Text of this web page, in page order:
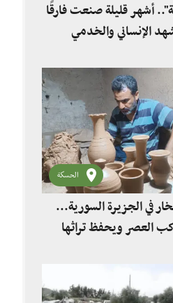
أشهر قليلة صنعت فارقًا
الإنساني والخدمي
الحسكة
في الجزيرة السورية...
العصر ويحفظ تراثها